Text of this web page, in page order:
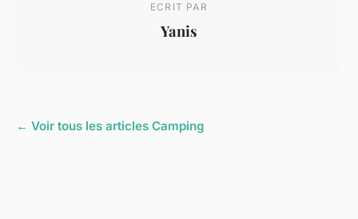
ECRIT PAR
Yanis
← Voir tous les articles Camping